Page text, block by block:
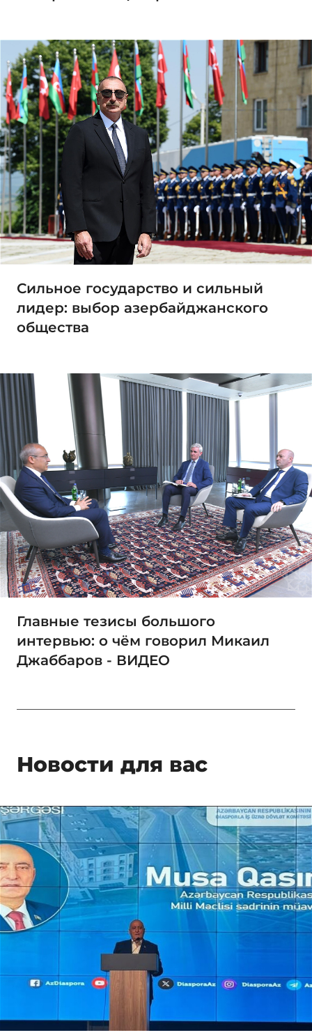
Сильное государство и сильный
лидер: выбор азербайджанского
общества
Главные тезисы большого
интервью: о чём говорил Микаил
Джаббаров - ВИДЕО
Новости для вас